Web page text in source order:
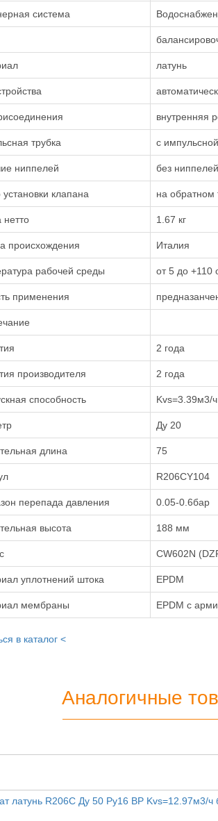
система
латунь
внутренняя
трубка с
ниппелей без ниппелей
клапана на обратном
нетто 1.67 кг
происхождения Италия
рабочей среды от 5 до +110
применения
2 года
производителя 2 года
способность Kvs=3.39м3/ч
Ду 20
длина 75
R206CY104
перепада давления 0.05-0.6бар
высота 188 мм
CW602N
уплотнений штока EPDM
мембраны EPDM с
в каталог <
Аналогичные
латунь R206C Ду 50 Ру16 ВР Kvs=12.97м3/ч